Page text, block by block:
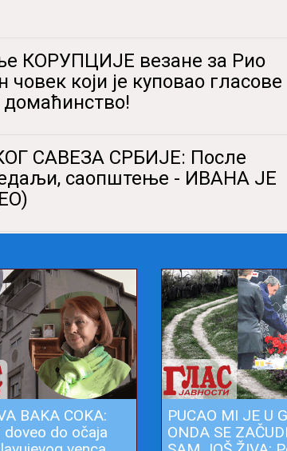
КОРУПЦИЈЕ везане за Рио
који је куповао гласове
САВЕЗА СРБИЈЕ: После
саопштење - ИВАНА ЈЕ
BAKA COKA:
doveo do očaja
PUCAO MI JE U
ONDA SE